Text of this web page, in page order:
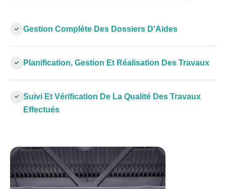
Gestion Complète Des Dossiers D'Aides
Planification, Gestion Et Réalisation Des Travaux
Suivi Et Vérification De La Qualité Des Travaux
Effectués